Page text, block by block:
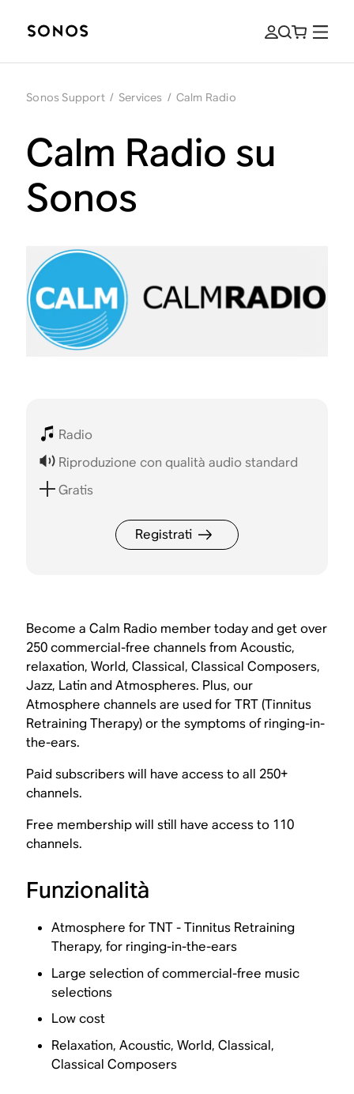
Sonos Support / Services / Calm Radio
Calm Radio su
Sonos
Radio
Riproduzione con qualità audio standard
Gratis
Registrati
Become a Calm Radio member today and get over
250 commercial-free channels from Acoustic,
relaxation, World, Classical, Classical Composers,
Jazz, Latin and Atmospheres. Plus, our
Atmosphere channels are used for TRT (Tinnitus
Retraining Therapy) or the symptoms of ringing-in-
the-ears.
Paid subscribers will have access to all 250+
channels.
Free membership will still have access to 110
channels.
Funzionalità
Atmosphere for TNT - Tinnitus Retraining
Therapy, for ringing-in-the-ears
Large selection of commercial-free music
selections
Low cost
Relaxation, Acoustic, World, Classical,
Classical Composers